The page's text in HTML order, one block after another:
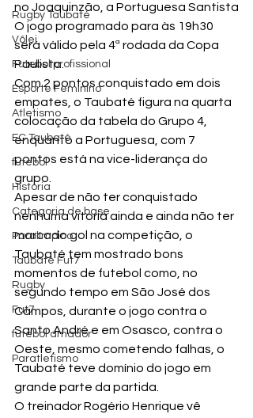
Rugby Taubaté
Vôlei
Futebol profissional
Esporte Feminino
Atletismo
EC Taubaté
futebol
História
Categoria de base
Paralímpico
Taubaté Fut7
Rugby
Fut7
futebol amador
Paratletismo
no Joaquinzão, a Portuguesa Santista
O jogo programado para às 19h30
será válido pela 4ª rodada da Copa
Paulista.
Com 2 pontos conquistado em dois
empates, o Taubaté figura na quarta
colocação da tabela do Grupo 4,
enquanto a Portuguesa, com 7
pontos está na vice-liderança do
grupo.
Apesar de não ter conquistado
nenhuma vitoria ainda e ainda não ter
marcado gol na competição, o
Taubaté tem mostrado bons
momentos de futebol como, no
segundo tempo em São José dos
Campos, durante o jogo contra o
Santo André e em Osasco, contra o
Oeste, mesmo cometendo falhas, o
Taubaté teve domínio do jogo em
grande parte da partida.
O treinador Rogério Henrique vê